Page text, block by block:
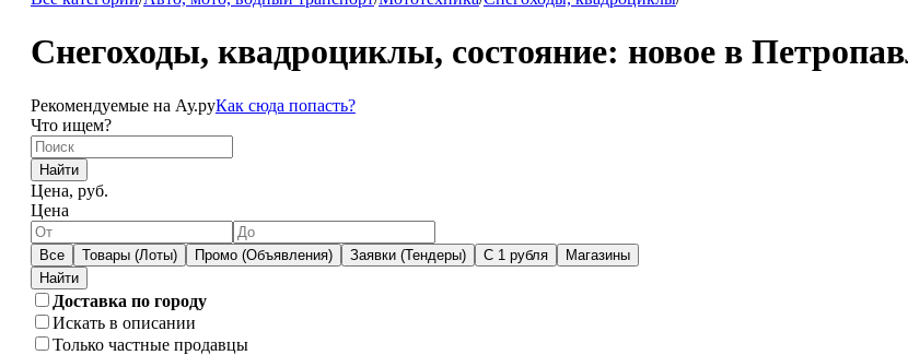
Снегоходы, квадроциклы, состояние: новое в
Рекомендуемые на Ау.руКак сюда попасть?
Что ищем?
Найти
Цена, руб.
Цена
Все Товары (Лоты) Промо (Объявления) Заявки (Тендеры) С 1 рубля Магазины
Доставка по городу
Искать в описании
Только частные продавцы